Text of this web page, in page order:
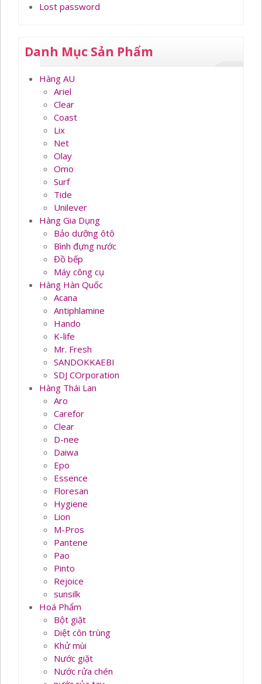
Lost password
Danh Mục Sản Phẩm
Hàng AU
Ariel
Clear
Coast
Lix
Net
Olay
Omo
Surf
Tide
Unilever
Hàng Gia Dụng
Bảo dưỡng ôtô
Bình đựng nước
Đồ bếp
Máy công cụ
Hàng Hàn Quốc
Acana
Antiphlamine
Hando
K-life
Mr. Fresh
SANDOKKAEBI
SDJ COrporation
Hàng Thái Lan
Aro
Carefor
Clear
D-nee
Daiwa
Epo
Essence
Floresan
Hygiene
Lion
M-Pros
Pantene
Pao
Pinto
Rejoice
sunsilk
Hoá Phẩm
Bột giặt
Diệt côn trùng
Khử mùi
Nước giặt
Nước rửa chén